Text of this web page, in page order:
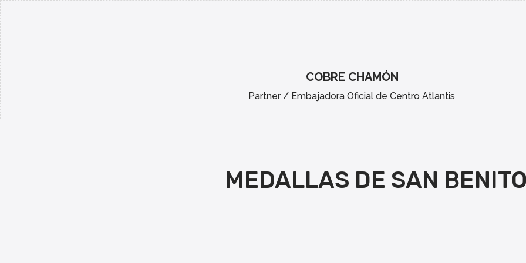
COBRE CHAMÓN
Partner / Embajadora Oficial de Centro Atlantis
MEDALLAS DE SAN